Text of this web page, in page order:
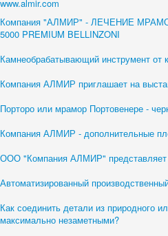
www.almir.com
Компания "АЛМИР" - ЛЕЧЕНИЕ
5000 PREMIUM BELLINZONI
Камнеобрабатывающий инструмент
Компания АЛМИР приглашает на
Порторо или мрамор Портовенере -
Компания АЛМИР - дополнительные
ООО "Компания АЛМИР" представляет
Автоматизированный
Как соединить детали из природного
максимально незаметными?